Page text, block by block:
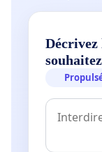
Décrivez